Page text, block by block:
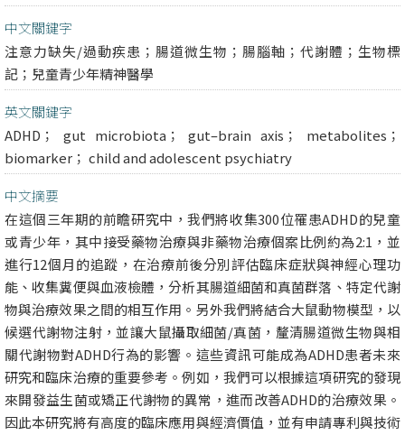
中文關鍵字
注意力缺失/過動疾患；腸道微生物；腸腦軸；代謝體；生物標
記；兒童青少年精神醫學
英文關鍵字
ADHD； gut microbiota； gut–brain axis； metabolites；
biomarker； child and adolescent psychiatry
中文摘要
在這個三年期的前瞻研究中，我們將收集300位罹患ADHD的兒童
或青少年，其中接受藥物治療與非藥物治療個案比例約為2:1，並
進行12個月的追蹤，在治療前後分別評估臨床症狀與神經心理功
能、收集糞便與血液檢體，分析其腸道細菌和真菌群落、特定代謝
物與治療效果之間的相互作用。另外我們將結合大鼠動物模型，以
候選代謝物注射，並讓大鼠攝取細菌/真菌，釐清腸道微生物與相
關代謝物對ADHD行為的影響。這些資訊可能成為ADHD患者未來
研究和臨床治療的重要參考。例如，我們可以根據這項研究的發現
來開發益生菌或矯正代謝物的異常，進而改善ADHD的治療效果。
因此本研究將有高度的臨床應用與經濟價值，並有申請專利與技術